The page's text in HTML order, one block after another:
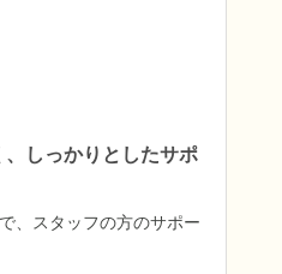
しっかりとしたサポ
、スタッフの方のサポー